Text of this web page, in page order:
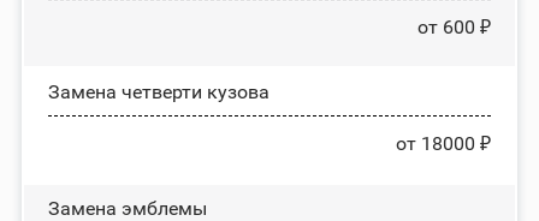
от 600 ₽
Замена четверти кузова
от 18000 ₽
Замена эмблемы